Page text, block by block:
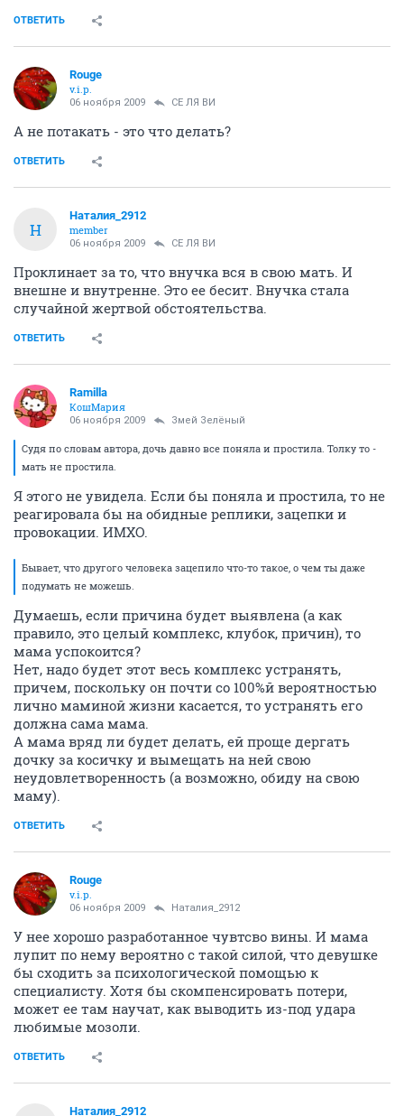
ОТВЕТИТЬ
Rouge
v.i.p.
06 ноября 2009 СЕ ЛЯ ВИ
А не потакать - это что делать?
ОТВЕТИТЬ
Н
Наталия_2912
member
06 ноября 2009 СЕ ЛЯ ВИ
Проклинает за то, что внучка вся в свою мать. И
внешне и внутренне. Это ее бесит. Внучка стала
случайной жертвой обстоятельства.
ОТВЕТИТЬ
Ramilla
КошМария
06 ноября 2009 Змей Зелёный
Судя по словам автора, дочь давно все поняла и простила. Толку то -
мать не простила.
Я этого не увидела. Если бы поняла и простила, то не
реагировала бы на обидные реплики, зацепки и
провокации. ИМХО.
Бывает, что другого человека зацепило что-то такое, о чем ты даже
подумать не можешь.
Думаешь, если причина будет выявлена (а как
правило, это целый комплекс, клубок, причин), то
мама успокоится?
Нет, надо будет этот весь комплекс устранять,
причем, поскольку он почти со 100%й вероятностью
лично маминой жизни касается, то устранять его
должна сама мама.
А мама вряд ли будет делать, ей проще дергать
дочку за косичку и вымещать на ней свою
неудовлетворенность (а возможно, обиду на свою
маму).
ОТВЕТИТЬ
Rouge
v.i.p.
06 ноября 2009 Наталия_2912
У нее хорошо разработанное чувтсво вины. И мама
лупит по нему вероятно с такой силой, что девушке
бы сходить за психологической помощью к
специалисту. Хотя бы скомпенсировать потери,
может ее там научат, как выводить из-под удара
любимые мозоли.
ОТВЕТИТЬ
Наталия_2912